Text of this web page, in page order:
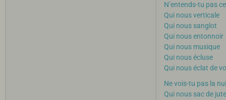
N’entends-tu pas
Qui nous verticale
Qui nous sanglot
Qui nous entonnoir
Qui nous musique
Qui nous écluse
Qui nous éclat de
Ne vois-tu pas la
Qui nous sac de jute